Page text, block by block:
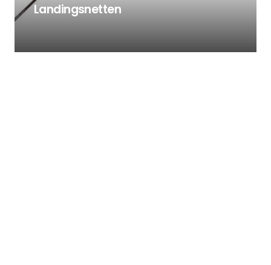
Landingsnetten